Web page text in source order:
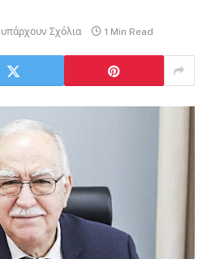
Σχόλια 1 Min Read